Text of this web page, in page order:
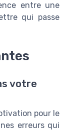
entre une
qui passe
votre
pour le
erreurs qui